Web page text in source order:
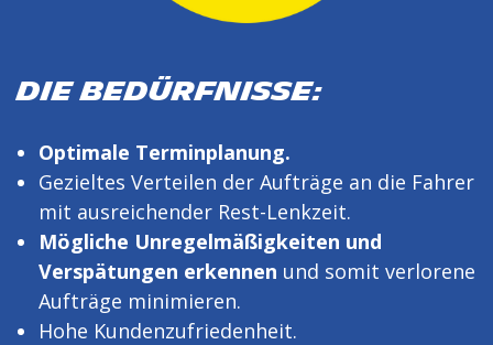
DIE BEDÜRFNISSE:
Optimale Terminplanung.
Gezieltes Verteilen der Aufträge an die Fahrer
mit ausreichender Rest-Lenkzeit.
Mögliche Unregelmäßigkeiten und
Verspätungen erkennen und somit verlorene
Aufträge minimieren.
Hohe Kundenzufriedenheit.